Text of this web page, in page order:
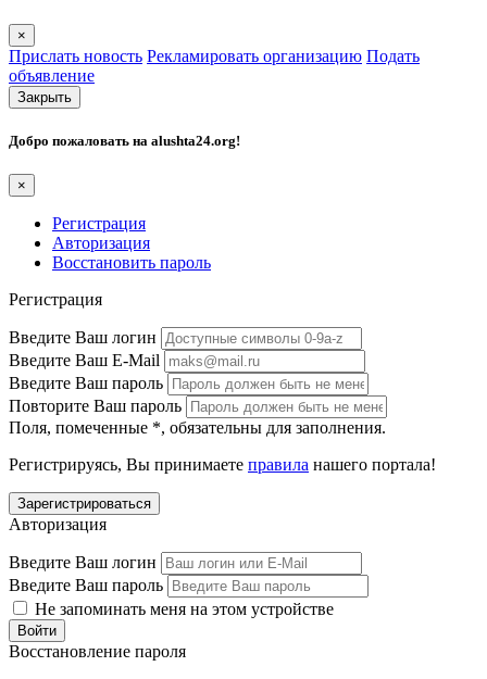
×
Прислать новость Рекламировать организацию Подать
объявление
Закрыть
Добро пожаловать на alushta24.org!
×
Регистрация
Авторизация
Восстановить пароль
Регистрация
Введите Ваш логин
Введите Ваш E-Mail
Введите Ваш пароль
Повторите Ваш пароль
Поля, помеченные *, обязательны для заполнения.
Регистрируясь, Вы принимаете правила нашего портала!
Авторизация
Введите Ваш логин
Введите Ваш пароль
Не запоминать меня на этом устройстве
Восстановление пароля